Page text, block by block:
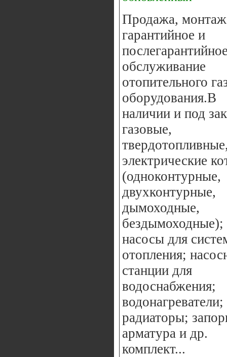
Продажа,
гарантийное и
обслуживание
отопительного
оборудования.В
наличии и под
газовые,
электрические
(одноконтурные,
двухконтурные,
дымоходные,
бездымоходные);
насосы для
отопления;
станции для
водоснабжения;
водонагреватели;
радиаторы;
арматура и др.
комплект...